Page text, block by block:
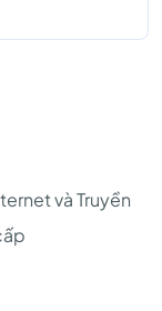
và Truyền